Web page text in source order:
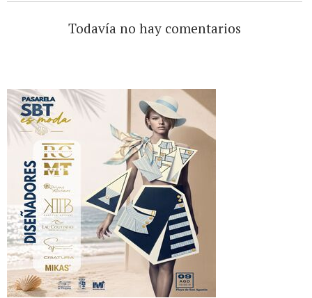
Todavía no hay comentarios